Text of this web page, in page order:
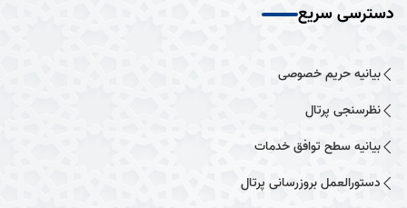
دسترسی سریع
بیانیه حریم خصوصی
نظرسنجی پرتال
بیانیه سطح توافق خدمات
دستورالعمل بروزرسانی پرتال